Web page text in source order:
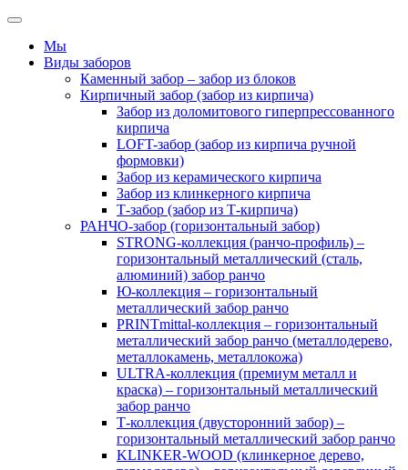
Мы
Виды заборов
Каменный забор – забор из блоков
Кирпичный забор (забор из кирпича)
Забор из доломитового гиперпрессованного
кирпича
LOFT-забор (забор из кирпича ручной
формовки)
Забор из керамического кирпича
Забор из клинкерного кирпича
Т-забор (забор из Т-кирпича)
РАНЧО-забор (горизонтальный забор)
STRONG-коллекция (ранчо-профиль) –
горизонтальный металлический (сталь,
алюминий) забор ранчо
Ю-коллекция – горизонтальный
металлический забор ранчо
PRINTmittal-коллекция – горизонтальный
металлический забор ранчо (металлодерево,
металлокамень, металлокожа)
ULTRA-коллекция (премиум металл и
краска) – горизонтальный металлический
забор ранчо
Т-коллекция (двусторонний забор) –
горизонтальный металлический забор ранчо
KLINKER-WOOD (клинкерное дерево,